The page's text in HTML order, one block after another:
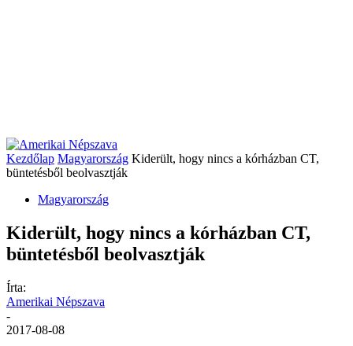
Kezdőlap Magyarország Kiderült, hogy nincs a kórházban CT,
büntetésből beolvasztják
Magyarország
Kiderült, hogy nincs a kórházban CT,
büntetésből beolvasztják
Írta:
Amerikai Népszava
-
2017-08-08